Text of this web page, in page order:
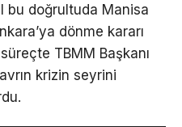
bu doğrultuda Manisa
dönme kararı
TBMM Başkanı
krizin seyrini